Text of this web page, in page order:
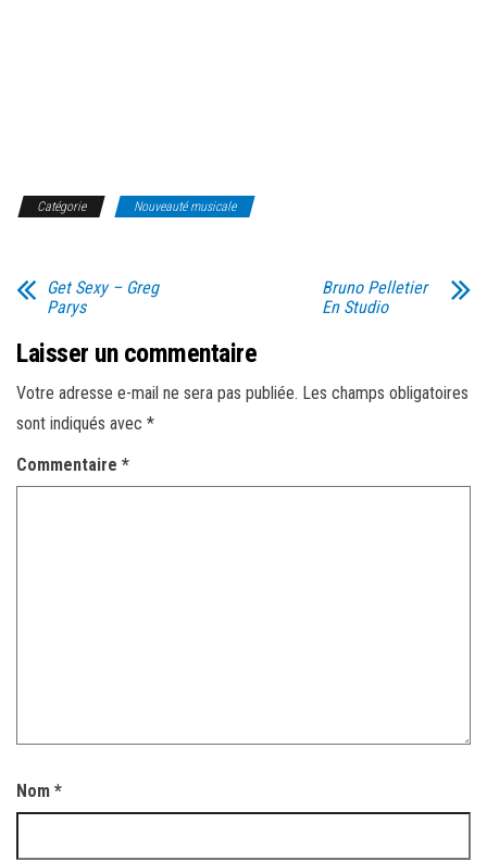
Catégorie Nouveauté musicale
Get Sexy – Greg
Parys
Bruno Pelletier
En Studio
Laisser un commentaire
Votre adresse e-mail ne sera pas publiée. Les champs obligatoires
sont indiqués avec *
Commentaire *
Nom *